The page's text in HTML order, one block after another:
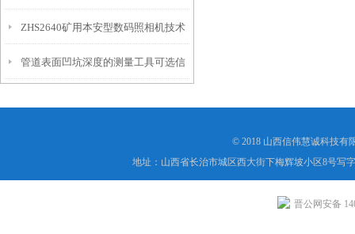
ZHS2640矿用本安型数码照相机技术
参数！
管道表面凹坑深度的测量工具可选信
© 2018 山西信伟慧诚科技有
地址：山西省长治市城区西大街下梅辉坡小区8号写
晋公网安备